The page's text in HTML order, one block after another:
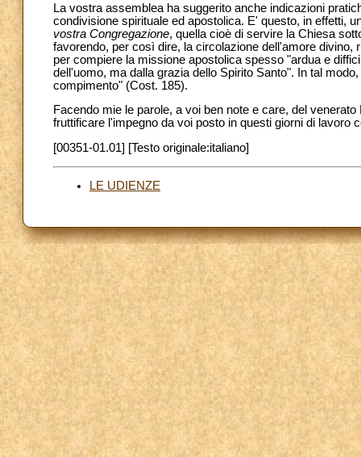
La vostra assemblea ha suggerito anche indicazioni
condivisione spirituale ed apostolica. E' questo, in effetti,
vostra Congregazione, quella cioè di servire la Chiesa
favorendo, per così dire, la circolazione dell'amore
per compiere la missione apostolica spesso "ardua e
dell'uomo, ma dalla grazia dello Spirito Santo". In tal
compimento" (Cost. 185).
Facendo mie le parole, a voi ben note e care, del
fruttificare l'impegno da voi posto in questi giorni di lavoro
[00351-01.01] [Testo originale:italiano]
LE UDIENZE